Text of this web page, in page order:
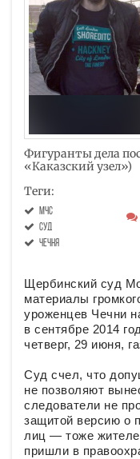
Фигуранты дела
«Каказский узел»)
Теги:
МЧС
суд
Чечня
Щербинский суд
материалы
уроженцев Чечни
в сентябре 2014
четверг, 29 июня,
Суд счел, что
не позволяют
следователи не
защитой версию о
лиц — тоже
пришли в